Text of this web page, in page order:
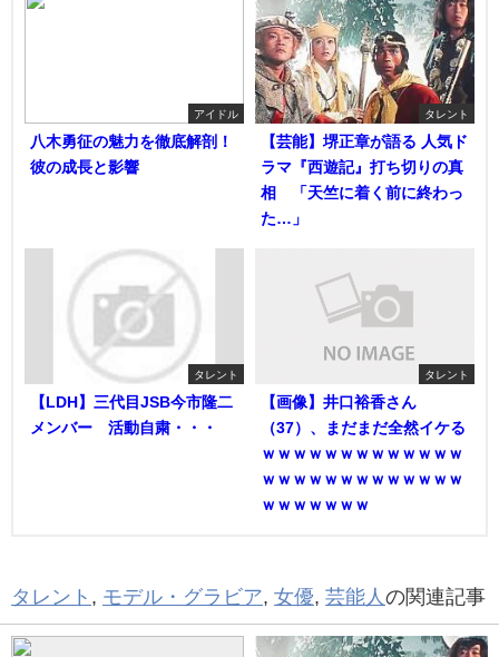
アイドル
八木勇征の魅力を徹底解剖！
彼の成長と影響
タレント
【芸能】堺正章が語る 人気ド
ラマ『西遊記』打ち切りの真
相 「天竺に着く前に終わっ
た…」
タレント
【LDH】三代目JSB今市隆二
メンバー 活動自粛・・・
タレント
【画像】井口裕香さん
（37）、まだまだ全然イケる
ｗｗｗｗｗｗｗｗｗｗｗｗｗ
ｗｗｗｗｗｗｗｗｗｗｗｗｗ
ｗｗｗｗｗｗｗ
タレント , モデル・グラビア, 女優, 芸能人 の関連記事